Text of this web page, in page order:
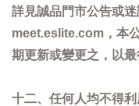
詳見誠品門市公告或
meet.eslite.com，本
期更新或變更之，以最
十二、任何人均不得